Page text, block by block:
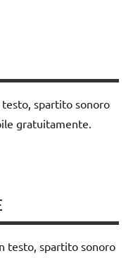
testo, spartito sonoro
gratuitamente.
testo, spartito sonoro